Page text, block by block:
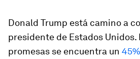
Donald Trump está camino a
presidente de Estados Unidos.
promesas se encuentra un